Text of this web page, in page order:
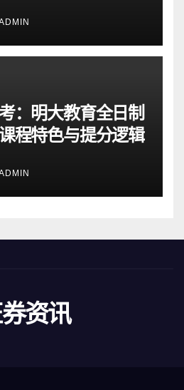
：明大教育全日制
程特色与提分逻辑
资讯